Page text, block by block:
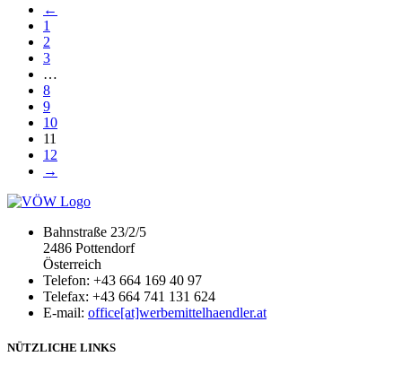
←
1
2
3
…
8
9
10
11
12
→
Bahnstraße 23/2/5
2486 Pottendorf
Österreich
Telefon: +43 664 169 40 97
Telefax: +43 664 741 131 624
E-mail: office[at]werbemittelhaendler.at
NÜTZLICHE LINKS